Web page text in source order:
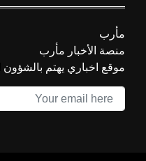
مأرب
منصة الأخبار مأرب
موقع اخباري يهتم بالشؤون